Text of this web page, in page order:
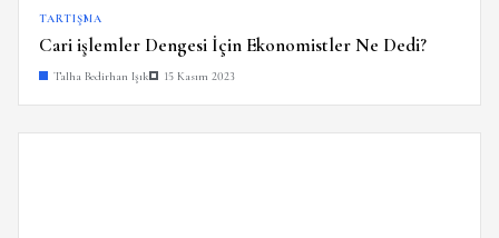
TARTIŞMA
Cari işlemler Dengesi İçin Ekonomistler Ne Dedi?
Talha Bedirhan Işık 15 Kasım 2023